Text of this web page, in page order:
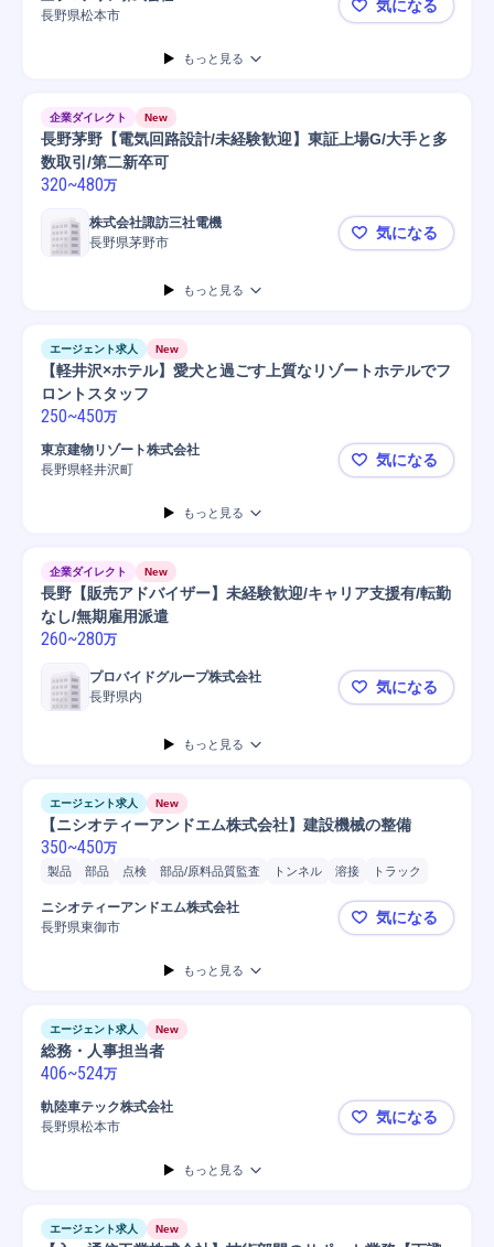
長野県松本市
【王子マテ
気になる
もっと見る
企業ダイレクト New
長野茅野【電気回路設計/未経験歓迎】東証上場G/大手と多
数取引/第二新卒可
320~480万
株式会社諏訪三社電機
長野県茅野市
長野茅野【
気になる
もっと見る
エージェント求人 New
【軽井沢×ホテル】愛犬と過ごす上質なリゾートホテルでフ
ロントスタッフ
250~450万
東京建物リゾート株式会社
長野県軽井沢町
【軽井沢×
気になる
もっと見る
企業ダイレクト New
長野【販売アドバイザー】未経験歓迎/キャリア支援有/転勤
なし/無期雇用派遣
260~280万
プロバイドグループ株式会社
長野県内
長野【販売
気になる
もっと見る
エージェント求人 New
【ニシオティーアンドエム株式会社】建設機械の整備
350~450万
製品 部品 点検 部品/原料品質監査 トンネル 溶接
トラック
油圧ショベル
機械整備
自動車
ニシオティーアンドエム株式会社
長野県東御市
【ニシオテ
気になる
もっと見る
エージェント求人 New
総務・人事担当者
406~524万
軌陸車テック株式会社
長野県松本市
総務・人事
気になる
もっと見る
エージェント求人 New